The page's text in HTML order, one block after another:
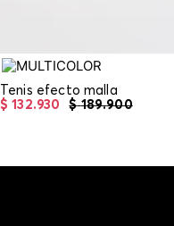
Tenis efecto malla
$ 189.900
$ 132.930